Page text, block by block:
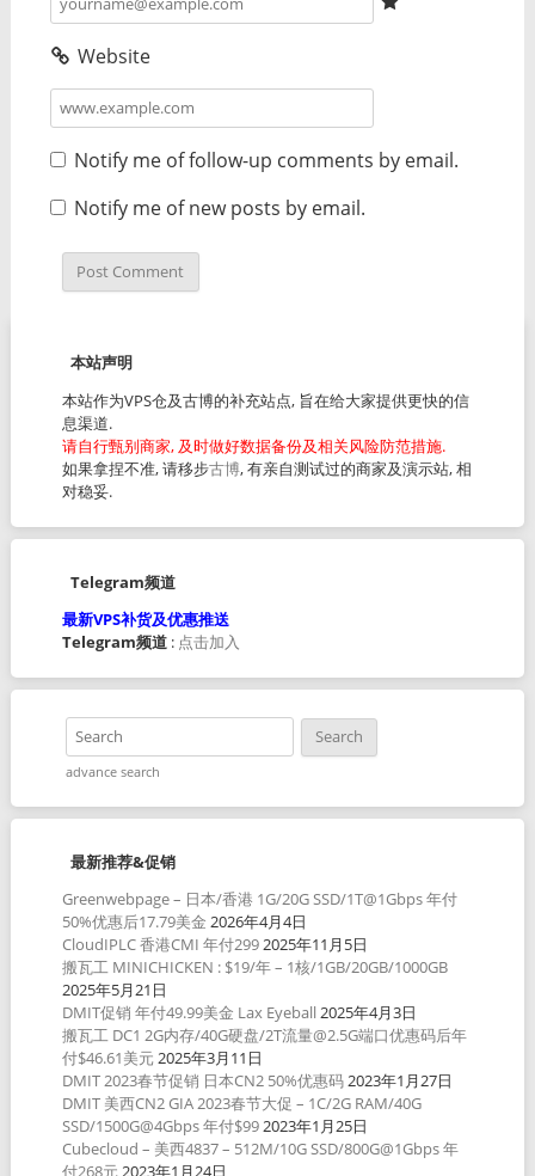
Website
Notify me of follow-up comments by email.
Notify me of new posts by email.
本站声明
本站作为VPS仓及古博的补充站点, 旨在给大家提供更快的信
息渠道.
请自行甄别商家, 及时做好数据备份及相关风险防范措施.
如果拿捏不准, 请移步古博, 有亲自测试过的商家及演示站, 相
对稳妥.
Telegram频道
最新VPS补货及优惠推送
Telegram频道: 点击加入
advance search
最新推荐&促销
Greenwebpage – 日本/香港 1G/20G SSD/1T@1Gbps 年付
50%优惠后17.79美金 2026年4月4日
CloudIPLC 香港CMI 年付2992025年11月5日
搬瓦工 MINICHICKEN : $19/年 – 1核/1GB/20GB/1000GB
2025年5月21日
DMIT促销 年付49.99美金 Lax Eyeball 2025年4月3日
搬瓦工 DC1 2G内存/40G硬盘/2T流量@2.5G端口优惠码后年
付$46.61美元2025年3月11日
DMIT 2023春节促销 日本CN2 50%优惠码2023年1月27日
DMIT 美西CN2 GIA 2023春节大促 – 1C/2G RAM/40G
SSD/1500G@4Gbps 年付$992023年1月25日
Cubecloud – 美西4837 – 512M/10G SSD/800G@1Gbps 年
付268元2023年1月24日